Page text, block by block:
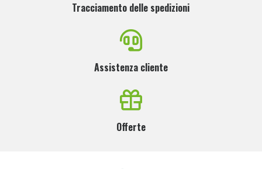
Tracciamento delle spedizioni
Assistenza cliente
Offerte